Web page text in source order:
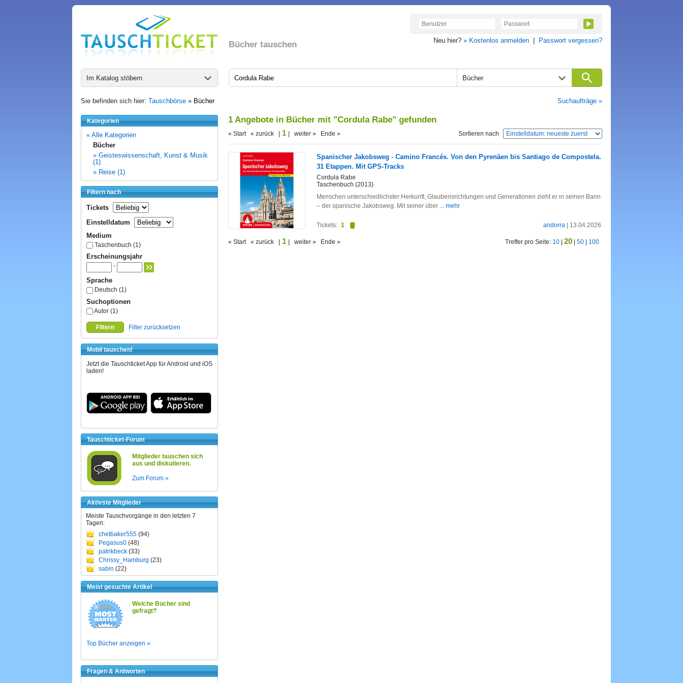
Bücher tauschen Neu hier? » Kostenlos anmelden Passwort vergessen?
Im Katalog stöbern Bücher
Sie befinden sich hier: Tauschbörse » Bücher Suchaufträge »
Kategorien
« Alle Kategorien
Bücher
» Geisteswissenschaft, Kunst & Musik
(1)
» Reise (1)
Filtern nach
Tickets
Einstelldatum
Medium
Taschenbuch (1)
Erscheinungsjahr
-
Sprache
Deutsch (1)
Suchoptionen
Autor (1)
Filtern Filter zurücksetzen
Mobil tauschen!
Jetzt die Tauschticket App für Android und iOS
laden!
Tauschticket-Forum
Mitglieder tauschen sich
aus und diskutieren.
Zum Forum »
Aktivste Mitglieder
Meiste Tauschvorgänge in den letzten 7
Tagen:
chetbaker555 (94)
Pegasus0 (48)
patrikbeck (33)
Chrissy_Hamburg (23)
sabin (22)
Meist gesuchte Artikel
Welche Bücher sind
gefragt?
Top Bücher anzeigen »
Fragen & Antworten
1 Angebote in Bücher mit "Cordula Rabe" gefunden
« Start « zurück | 1 | weiter » Ende » Sortieren nach
Spanischer Jakobsweg - Camino Francés. Von den Pyrenäen bis Santiago de Compostela.
31 Etappen. Mit GPS-Tracks
Cordula Rabe
Taschenbuch (2013)
Menschen unterschiedlichster Herkunft, Glaubensrichtungen und Generationen zieht er in seinen Bann
– der spanische Jakobsweg. Mit seiner über ... mehr
andorra | 13.04.2026
Tickets: 1
« Start « zurück | 1 | weiter » Ende » Treffer pro Seite: 10 20 50 100